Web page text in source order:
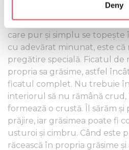
Identify your device by
specific characteristics
Find out more about how your
and set your preferences in the
We use cookies to personalise
provide social media features
We also share information about
our social media, advertising
may combine it with other
provided to them or that they’ve
of their services.
Deny
Ficatul de rață este un
care pur şi simplu se topește
cu adevărat minunat, este că
pregătire specială. Ficatul
propria sa grăsime, astfel
ficatul complet. Nu trebuie
interiorul să nu rămână
formează o crustă. Îl sărăm
prăjire, iar grăsimea poate fi
usturoi și cimbru. Când este
răcească în propria grăsime